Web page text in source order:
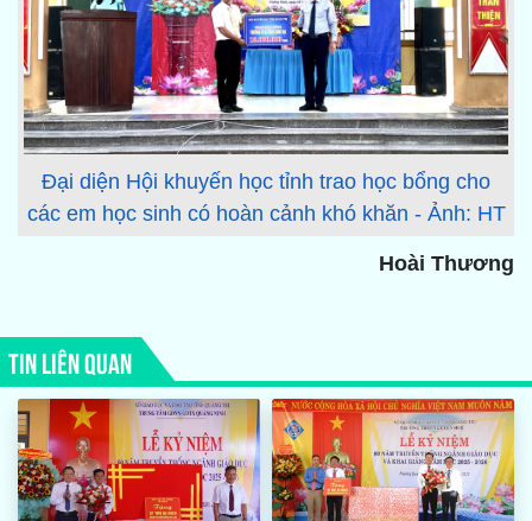
Đại diện Hội khuyến học tỉnh trao học bổng cho
các em học sinh có hoàn cảnh khó khăn - Ảnh: HT
Hoài Thương
TIN LIÊN QUAN